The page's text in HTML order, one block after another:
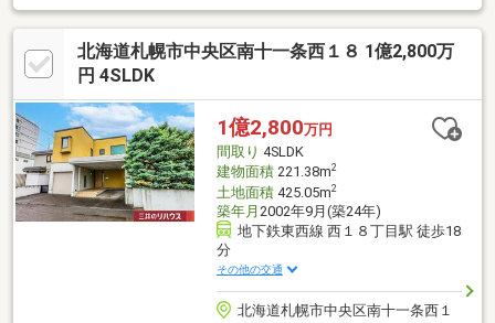
床の間有・各階にトイレを設置、来客時も気兼ねなく使用可能・
カーポート有(車種による)▼設備・床下収納・CATV▼周辺環境・
札幌市立緑丘小学校 徒歩4分(約320m)・ラルズマート啓明店 徒歩
3分(約210m)・ツルハドラッグ旭ヶ丘8条店 徒歩4分(約250m)■ ご
細・ご相談はお気軽にお問い合わせください。
北海道札幌市中央区南十一条西１８ 1億2,800万
円 4SLDK
1億2,800万円
間取り 4SLDK
建物面積221.38m2
土地面積425.05m2
築年月 2002年9月(築24年)
地下鉄東西線 西１８丁目駅 徒歩18
分
その他の交通
北海道札幌市中央区南十一条西１